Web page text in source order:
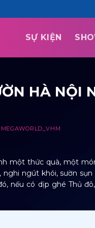
SỰ KIỆN
HÀ NỘI
MEGAWORLD_VHM
một thức quà, một
ngút khói, sườn
nếu có dịp ghé Thủ